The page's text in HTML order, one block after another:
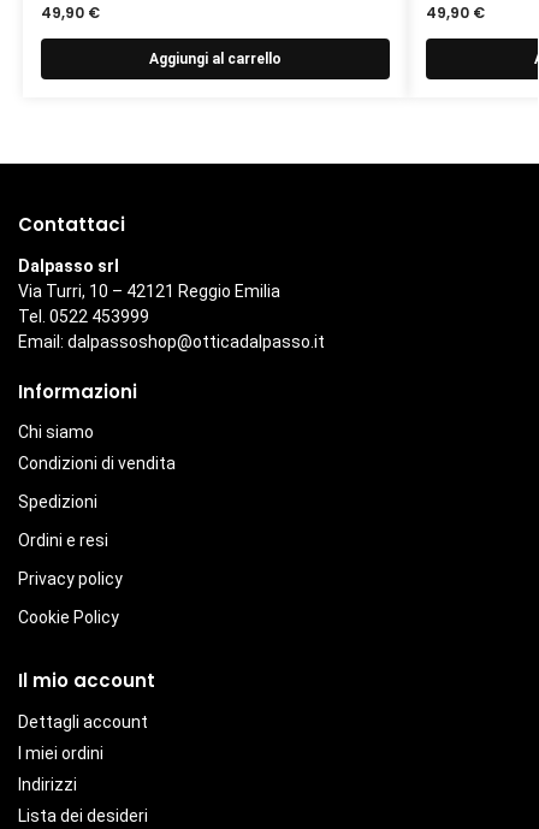
49,90 €
Aggiungi al carrello
49,90 €
Contattaci
Dalpasso srl
Via Turri, 10 – 42121 Reggio Emilia
Tel. 0522 453999
Email: dalpassoshop@otticadalpasso.it
Informazioni
Chi siamo
Condizioni di vendita
Spedizioni
Ordini e resi
Privacy policy
Cookie Policy
Il mio account
Dettagli account
I miei ordini
Indirizzi
Lista dei desideri